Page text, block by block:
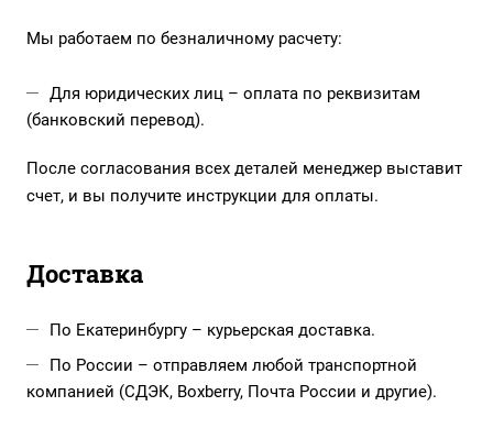
Мы работаем по безналичному расчету:
Для юридических лиц – оплата по реквизитам
(банковский перевод).
После согласования всех деталей менеджер выставит
счет, и вы получите инструкции для оплаты.
Доставка
По Екатеринбургу – курьерская доставка.
По России – отправляем любой транспортной
компанией (СДЭК, Boxberry, Почта России и другие).